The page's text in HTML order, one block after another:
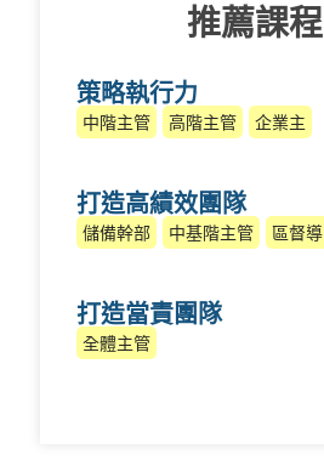
推薦課程
策略執行力
中階主管 高階主管 企業主
打造高績效團隊
儲備幹部 中基階主管 區督導
打造當責團隊
全體主管